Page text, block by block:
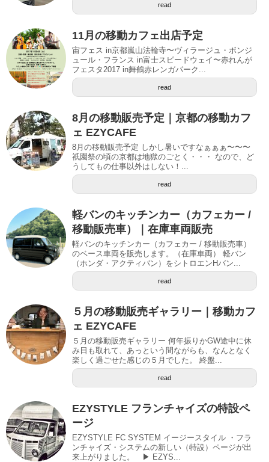
read
11月の移動カフェ出店予定
宙フェス in京都嵐山法輪寺〜ヴィラージュ・ボンジ
ュール・フランス in富士スピードウェイ〜赤れんが
フェスタ2017 in舞鶴赤レンガパーク...
read
8月の移動販売予定｜京都の移動カフ
ェ EZYCAFE
8月の移動販売予定 しかし暑いですなぁぁぁ〜〜〜
祇園祭の頃の京都は地獄のごとく・・・ なので、ど
うしてもの仕事以外はしない！...
read
軽バンのキッチンカー（カフェカー /
移動販売車）｜在庫車両販売
軽バンのキッチンカー（カフェカー / 移動販売車）
のベース車両を販売します。（在庫車両） 軽バン
（ホンダ・アクティバン）をシトロエンHバン...
read
５月の移動販売ギャラリー｜移動カフ
ェ EZYCAFE
５月の移動販売ギャラリー 何年振りかGW途中に休
み日も取れて、あっという間ながらも、なんとなく
楽しく過ごせた感じの５月でした。 終盤...
read
EZYSTYLE フランチャイズの特設ペ
ージ
EZYSTYLE FC SYSTEM イージースタイル ・フラ
ンチャイズ・システムの新しい（特設）ページが出
来上がりました。 ▶︎ EZYS...